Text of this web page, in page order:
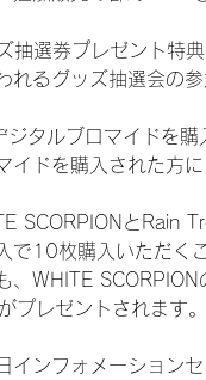
選券プレゼント特典
れるグッズ抽選会の
タルブロマイドを
ドを購入された方
SCORPIONとRain
で10枚購入いただく
、WHITE
プレゼントされます
インフォメーション